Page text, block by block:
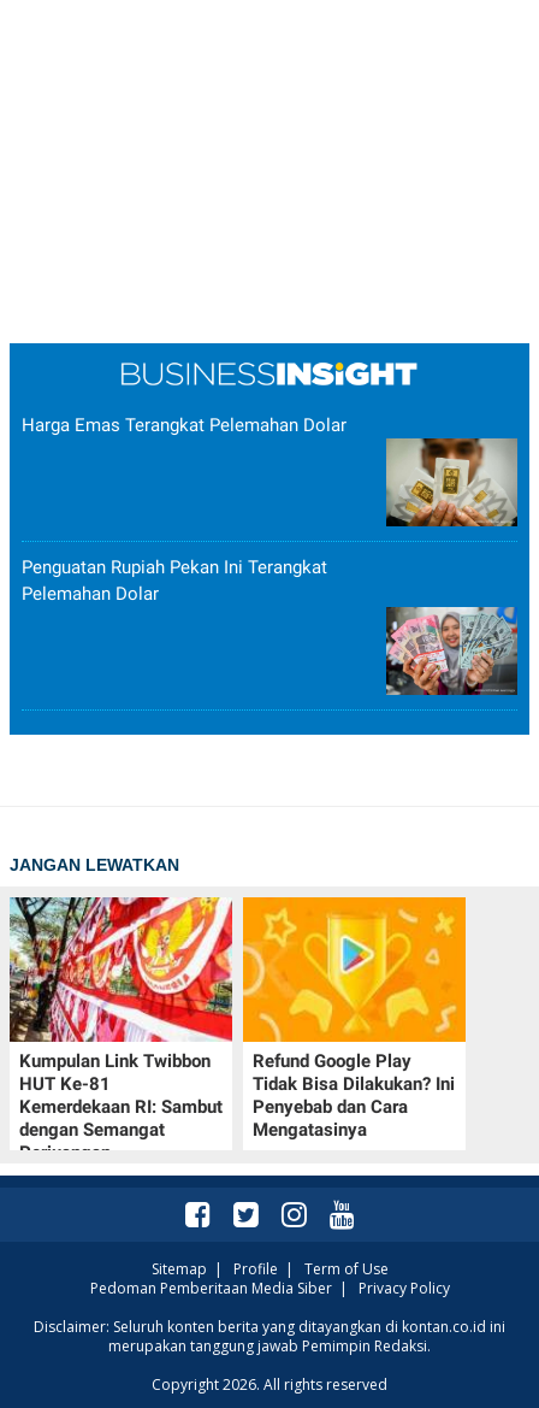
Harga Emas Terangkat Pelemahan Dolar
Penguatan Rupiah Pekan Ini Terangkat
Pelemahan Dolar
JANGAN LEWATKAN
Kumpulan Link Twibbon
HUT Ke-81
Kemerdekaan RI: Sambut
dengan Semangat
Perjuangan
Refund Google Play
Tidak Bisa Dilakukan? Ini
Penyebab dan Cara
Mengatasinya
Sitemap | Profile | Term of Use
Pedoman Pemberitaan Media Siber| Privacy Policy
Disclaimer: Seluruh konten berita yang ditayangkan di kontan.co.id ini
merupakan tanggung jawab Pemimpin Redaksi.
Copyright 2026. All rights reserved